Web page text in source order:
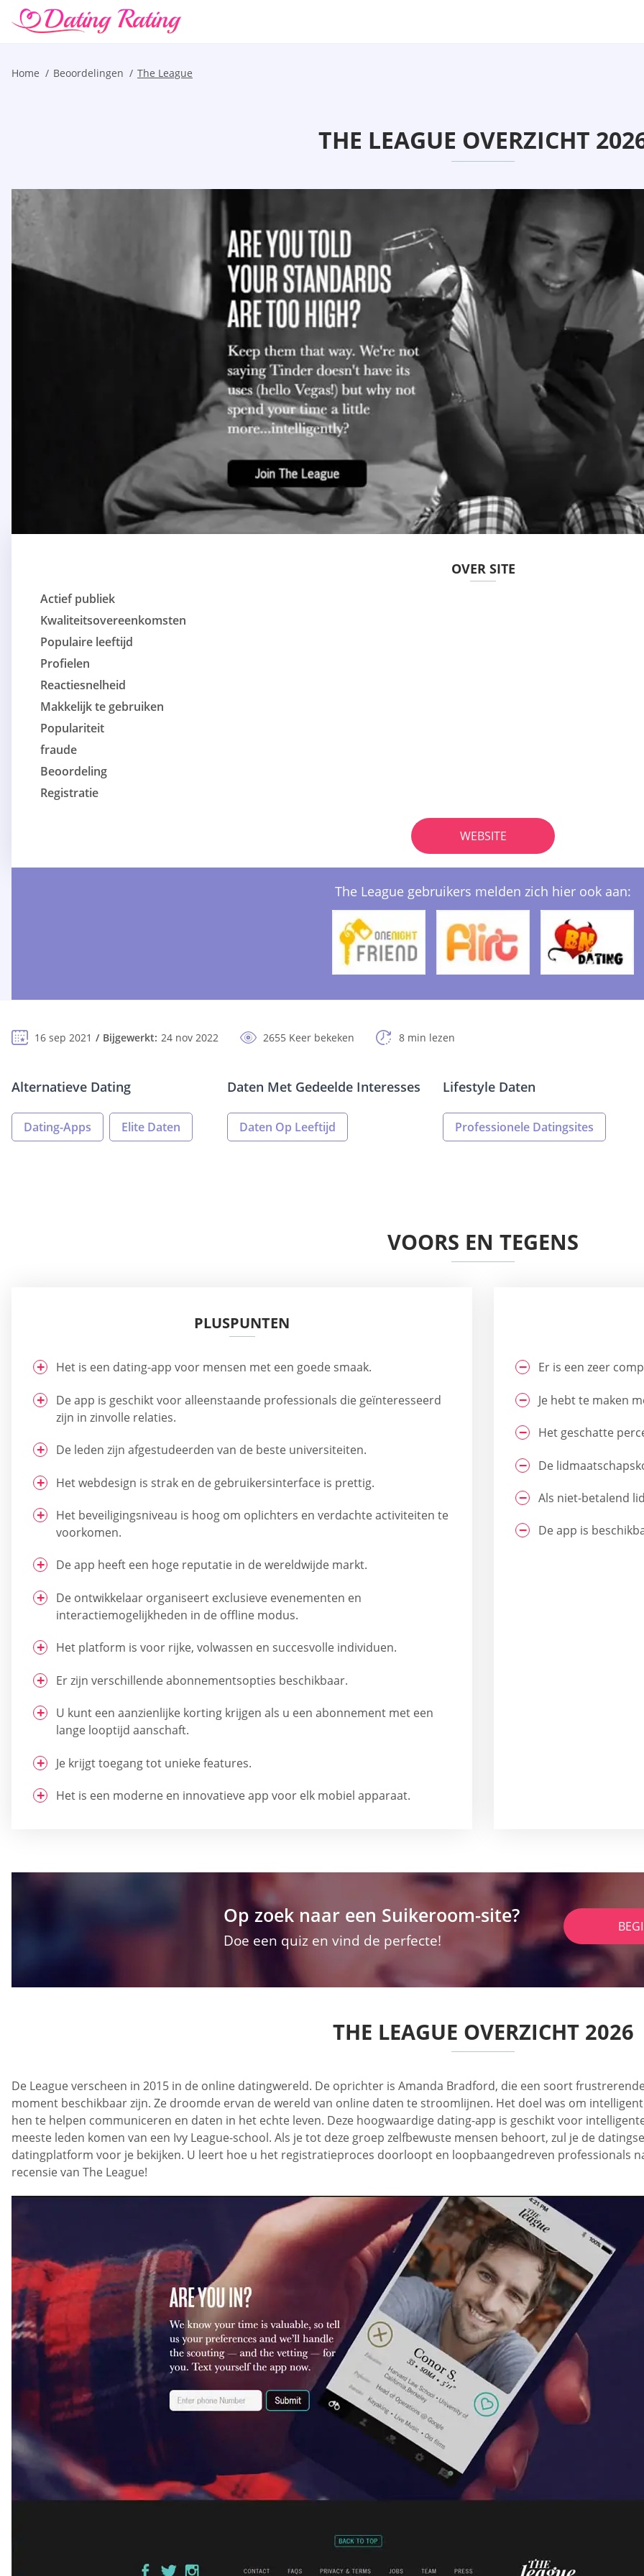
Home Beoordelingen The League
THE LEAGUE OVERZICHT
OVER SITE
Actief publiek
Kwaliteitsovereenkomsten
Populaire leeftijd
Profielen
Reactiesnelheid
Makkelijk te gebruiken
Populariteit
fraude
Beoordeling
Registratie
WEBSITE
The League gebruikers melden zich hier ook aan:
16 sep 2021 Bijgewerkt: 24 nov 2022 2655 Keer bekeken 8 min lezen
Alternatieve Dating
Dating-Apps Elite Daten
Daten Met Gedeelde Interesses
Daten Op Leeftijd
Lifestyle Daten
Professionele Datingsites
VOORS EN TEGENS
PLUSPUNTEN
Het is een dating-app voor mensen met een goede smaak.
De app is geschikt voor alleenstaande professionals die geïnteresseerd
zijn in zinvolle relaties.
De leden zijn afgestudeerden van de beste universiteiten.
Het webdesign is strak en de gebruikersinterface is prettig.
Het beveiligingsniveau is hoog om oplichters en verdachte activiteiten te
voorkomen.
De app heeft een hoge reputatie in de wereldwijde markt.
De ontwikkelaar organiseert exclusieve evenementen en
interactiemogelijkheden in de offline modus.
Het platform is voor rijke, volwassen en succesvolle individuen.
Er zijn verschillende abonnementsopties beschikbaar.
U kunt een aanzienlijke korting krijgen als u een abonnement met een
lange looptijd aanschaft.
Je krijgt toegang tot unieke features.
Het is een moderne en innovatieve app voor elk mobiel apparaat.
Er is een zeer
Je hebt te maken
Het geschatte
De
Als niet-betalend
De app is
Op zoek naar een Suikeroom-site?
Doe een quiz en vind de perfecte!
THE LEAGUE OVERZICHT 2026
De League verscheen in 2015 in de online datingwereld. De oprichter is Amanda Bradford, die een soort
moment beschikbaar zijn. Ze droomde ervan de wereld van online daten te stroomlijnen. Het doel was om
hen te helpen communiceren en daten in het echte leven. Deze hoogwaardige dating-app is geschikt voor
meeste leden komen van een Ivy League-school. Als je tot deze groep zelfbewuste mensen behoort, zul je de
datingplatform voor je bekijken. U leert hoe u het registratieproces doorloopt en loopbaangedreven professionals
recensie van The League!